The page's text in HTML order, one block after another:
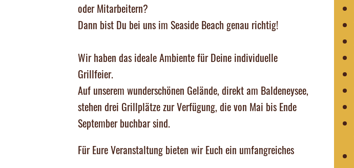
oder Mitarbeitern?
Dann bist Du bei uns im Seaside Beach genau richtig!
Wir haben das ideale Ambiente für Deine individuelle
Grillfeier.
Auf unserem wunderschönen Gelände, direkt am Baldeneysee,
stehen drei Grillplätze zur Verfügung, die von Mai bis Ende
September buchbar sind.
Für Eure Veranstaltung bieten wir Euch ein umfangreiches